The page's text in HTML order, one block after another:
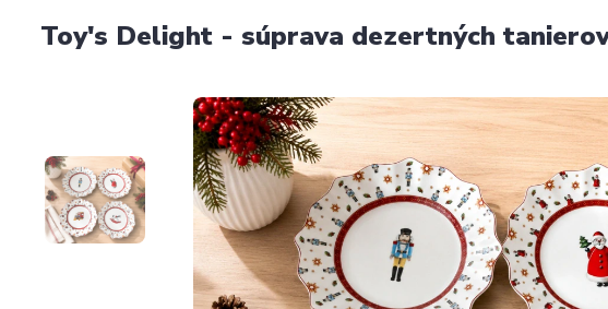
Toy's Delight - súprava dezertných